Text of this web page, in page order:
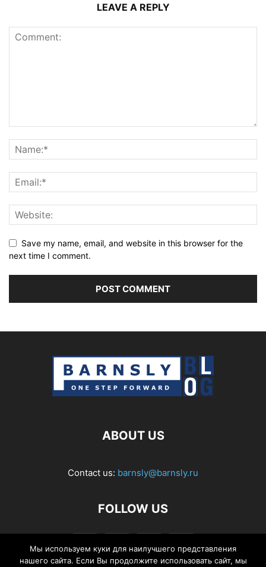
LEAVE A REPLY
Save my name, email, and website in this browser for the
next time I comment.
ABOUT US
Contact us: barnsly@barnsly.ru
FOLLOW US
Мы используем куки для наилучшего представления
нашего сайта. Если Вы продолжите использовать сайт, мы